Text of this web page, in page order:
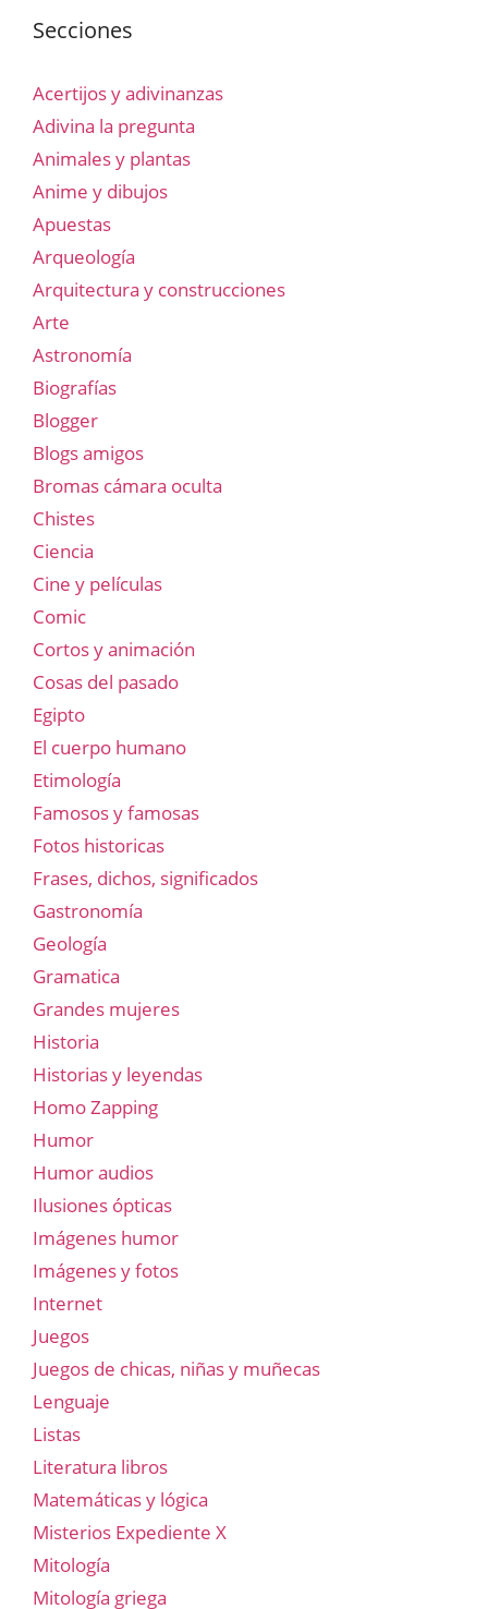
Secciones
Acertijos y adivinanzas
Adivina la pregunta
Animales y plantas
Anime y dibujos
Apuestas
Arqueología
Arquitectura y construcciones
Arte
Astronomía
Biografías
Blogger
Blogs amigos
Bromas cámara oculta
Chistes
Ciencia
Cine y películas
Comic
Cortos y animación
Cosas del pasado
Egipto
El cuerpo humano
Etimología
Famosos y famosas
Fotos historicas
Frases, dichos, significados
Gastronomía
Geología
Gramatica
Grandes mujeres
Historia
Historias y leyendas
Homo Zapping
Humor
Humor audios
Ilusiones ópticas
Imágenes humor
Imágenes y fotos
Internet
Juegos
Juegos de chicas, niñas y muñecas
Lenguaje
Listas
Literatura libros
Matemáticas y lógica
Misterios Expediente X
Mitología
Mitología griega